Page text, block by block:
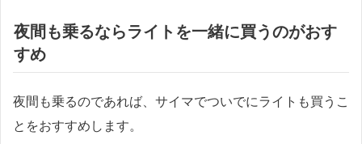
夜間も乗るならライトを一緒に買うのがおす
すめ
夜間も乗るのであれば、サイマでついでにライトも買うこ
とをおすすめします。